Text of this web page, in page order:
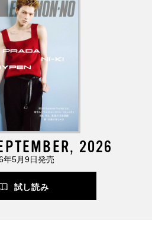
2026
年5月9日発売
試し読み